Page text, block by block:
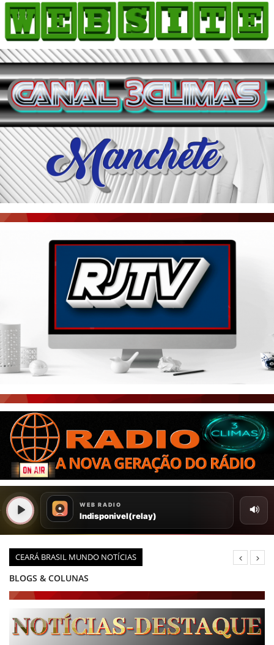
CEARÁ BRASIL MUNDO NOTÍCIAS
BLOGS & COLUNAS
PODCAST - PONTO DE VISTA
BRASIL DE FATO - ÚLTIMAS NOTÍCIAS
HOME
COMO ANUNCIAR
JORNAIS DO BRASIL
PODCAST/NOTÍCIAS
AS NOTÍCIAS DO DIA
ACONTECEU...VIROU MANCHETE!
BLOGS & COLUNAS
AGÊNCIA DE NOTÍCIAS
CNN BRASIL
PORTAL CEARÁ
ÚLTIMAS POSTAGENS
BOAS NOTÍCIAS...VIRAM MANCHETE!
CEARÁ BRASIL NOTÍCIAS
CEARÁ BRASIL MUNDO 1
BRASIL DE FATO
NOTÍCIAS GERAIS
CONECTE-SE
REGISTO